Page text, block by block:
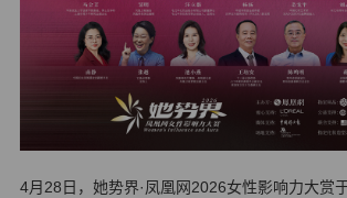
4月28日，她势界·凤凰网2026女性影响力大赏